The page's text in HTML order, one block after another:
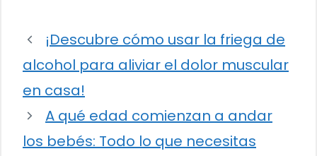
¡Descubre cómo usar la friega de
alcohol para aliviar el dolor muscular
en casa!
A qué edad comienzan a andar
los bebés: Todo lo que necesitas